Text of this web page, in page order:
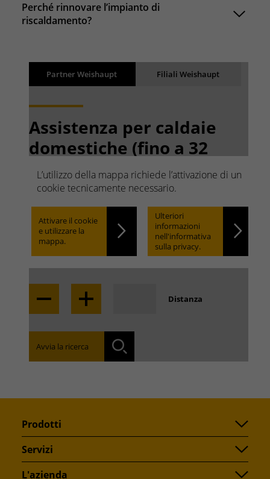
Perché rinnovare l’impianto di
riscaldamento?
L’utilizzo della mappa richiede l’attivazione di un
cookie tecnicamente necessario.
Attivare il cookie
e utilizzare la
mappa.
Ulteriori
informazioni
nell'informativa
sulla privacy.
Partner Weishaupt Filiali Weishaupt
Assistenza per caldaie
domestiche (fino a 32
kW)
Ricerca rapida. Facile da
trovare.
Locate
Distanza
Avvia la ricerca
BackRisultati
I risultati vengono caricati
Prodotti
Servizi
L'azienda